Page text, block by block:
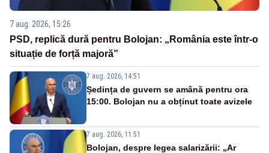
7 aug. 2026, 15:26
PSD, replică dură pentru Bolojan: „România este într-o
situație de forță majoră”
7 aug. 2026, 14:51
Ședința de guvern se amână pentru ora
15:00. Bolojan nu a obținut toate avizele
7 aug. 2026, 11:51
Bolojan, despre legea salarizării: „Ar